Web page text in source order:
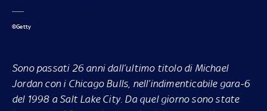
©Getty
Sono passati 26 anni dall’ultimo titolo di Michael
Jordan con i Chicago Bulls, nell’indimenticabile gara-6
del 1998 a Salt Lake City. Da quel giorno sono state